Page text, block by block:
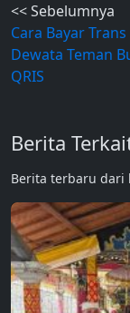
Post
navigation
<< Sebelumnya
Cara Bayar
Dewata Teman
QRIS
Berita
Berita terbaru dari